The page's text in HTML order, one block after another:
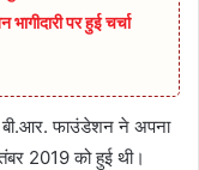
पर हुई चर्चा
बी.आर. फाउंडेशन ने अपना
2019 को हुई थी।